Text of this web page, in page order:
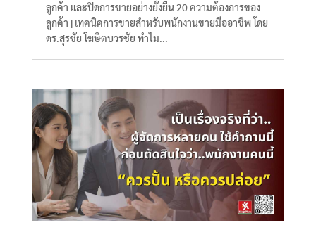
ลูกค้า และปิดการขายอย่างยั่งยืน 20 ความต้องการของ
ลูกค้า | เทคนิคการขายสำหรับพนักงานขายมืออาชีพ โดย
ดร.สุรชัย โฆษิตบวรชัย ทำไม...